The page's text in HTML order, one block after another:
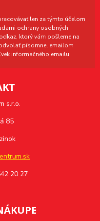
len za týmto účelom
ochrany osobných
ktorý vám pošleme na
písomne, emailom
informačného emailu.
s.r.o.
85
20 27